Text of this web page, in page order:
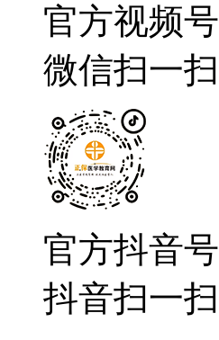
官方视频号
微信扫一扫
官方抖音号
抖音扫一扫